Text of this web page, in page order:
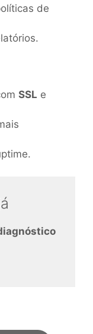
de
SSL e